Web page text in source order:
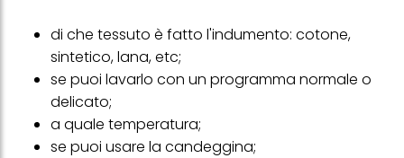
di che tessuto è fatto l'indumento: cotone,
sintetico, lana, etc;
se puoi lavarlo con un programma normale o
delicato;
a quale temperatura;
se puoi usare la candeggina;